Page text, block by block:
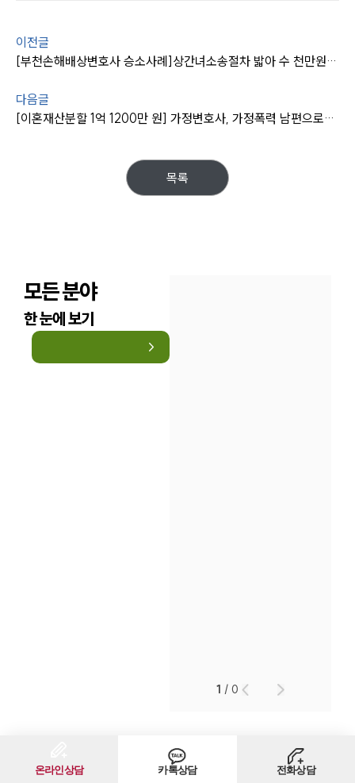
이전글
[부천손해배상변호사 승소사례]상간녀소송절차 밟아 수 천만원대 위자료 받은 의뢰인
다음글
[이혼재산분할 1억 1200만 원] 가정변호사, 가정폭력 남편으로부터 재산분할·위자료 청구 모두 성공
목록
모든 분야
한 눈에 보기
1 /0
온라인상담 카톡상담 전화상담